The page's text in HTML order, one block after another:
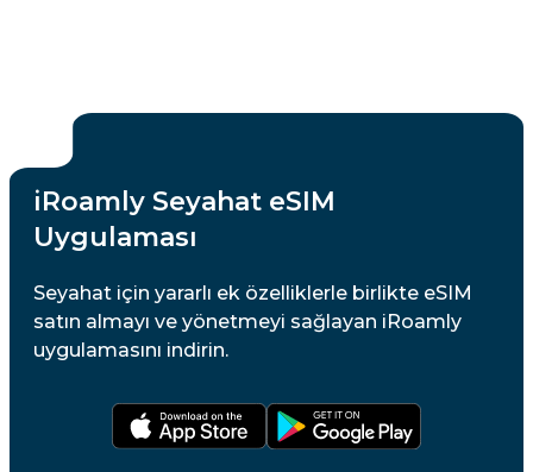
iRoamly Seyahat eSIM
Uygulaması
Seyahat için yararlı ek özelliklerle birlikte eSIM
satın almayı ve yönetmeyi sağlayan iRoamly
uygulamasını indirin.